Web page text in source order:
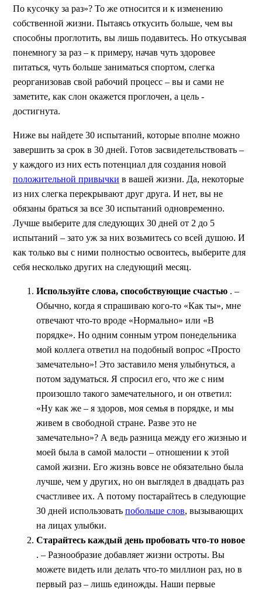
По кусочку за раз»? То же относится и к изменению
собственной жизни. Пытаясь откусить больше, чем вы
способны проглотить, вы лишь подавитесь. Но откусывая
понемногу за раз – к примеру, начав чуть здоровее
питаться, чуть больше заниматься спортом, слегка
реорганизовав свой рабочий процесс – вы и сами не
заметите, как слон окажется проглочен, а цель -
достигнута.
Ниже вы найдете 30 испытаний, которые вполне можно
завершить за срок в 30 дней. Готов засвидетельствовать –
у каждого из них есть потенциал для создания новой
положительной привычки в вашей жизни. Да, некоторые
из них слегка перекрывают друг друга. И нет, вы не
обязаны браться за все 30 испытаний одновременно.
Лучше выберите для следующих 30 дней от 2 до 5
испытаний – зато уж за них возьмитесь со всей душою. И
как только вы с ними полностью освоитесь, выберите для
себя несколько других на следующий месяц.
Используйте слова, способствующие счастью . –
Обычно, когда я спрашиваю кого-то «Как ты», мне
отвечают что-то вроде «Нормально» или «В
порядке». Но одним сонным утром понедельника
мой коллега ответил на подобный вопрос «Просто
замечательно»! Это заставило меня улыбнуться, а
потом задуматься. Я спросил его, что же с ним
произошло такого замечательного, и он ответил:
«Ну как же – я здоров, моя семья в порядке, и мы
живем в свободной стране. Разве это не
замечательно»? А ведь разница между его жизнью и
моей была в самой малости – отношении к этой
самой жизни. Его жизнь вовсе не обязательно была
лучше, чем у других, но он выглядел в двадцать раз
счастливее их. А потому постарайтесь в следующие
30 дней использовать побольше слов, вызывающих
на лицах улыбки.
Старайтесь каждый день пробовать что-то новое
. – Разнообразие добавляет жизни остроты. Вы
можете видеть или делать что-то миллион раз, но в
первый раз – лишь единожды. Наши первые